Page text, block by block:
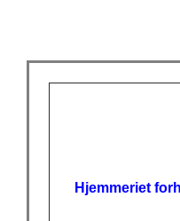
Hjemmeriet